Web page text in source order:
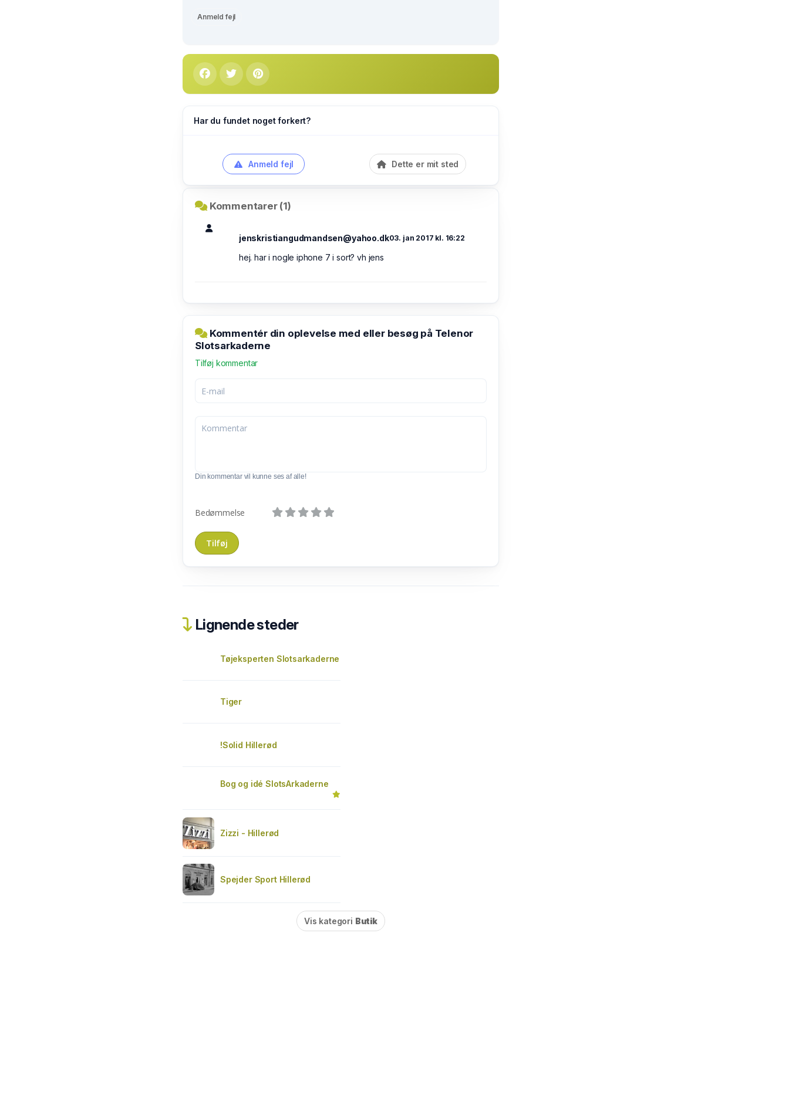
Anmeld fejl
Har du fundet noget forkert?
Anmeld fejl Dette er mit sted
Kommentarer (1)
jenskristiangudmandsen@yahoo.dk03. jan 2017 kl. 16:22
hej. har i nogle iphone 7 i sort? vh jens
Kommentér din oplevelse med eller besøg på Telenor
Slotsarkaderne
Tilføj kommentar
Din kommentar vil kunne ses af alle!
Bedømmelse
Lignende steder
Tøjeksperten Slotsarkaderne
Tiger
!Solid Hillerød
Bog og idé SlotsArkaderne
Zizzi - Hillerød
Spejder Sport Hillerød
Vis kategori Butik